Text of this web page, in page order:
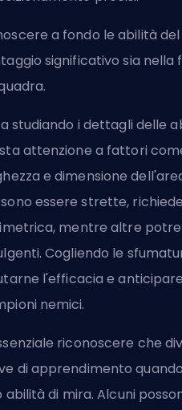
a fondo le abilità
significativo sia nella
studiando i dettagli delle
attenzione a fattori
e dimensione
essere strette,
mentre altre
Cogliendo le
l'efficacia e
nemici.
riconoscere che
di apprendimento
abilità di mira. Alcuni